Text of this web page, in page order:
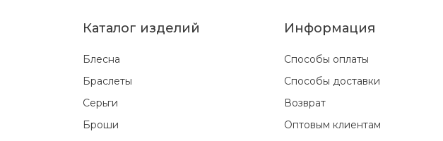
Каталог изделий
Блесна
Браслеты
Серьги
Броши
Информация
Способы оплаты
Способы доставки
Возврат
Оптовым клиентам